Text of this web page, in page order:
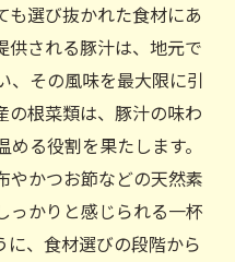
も選び抜かれた食材にあ
供される豚汁は、地元で
、その風味を最大限に引
の根菜類は、豚汁の味わ
る役割を果たします。
やかつお節などの天然素
っかりと感じられる一杯
に、食材選びの段階から